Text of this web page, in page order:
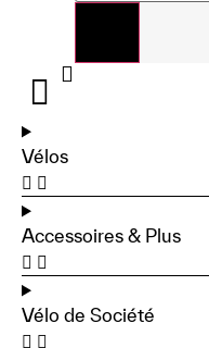
Vélos
Accessoires & Plus
Vélo de Société